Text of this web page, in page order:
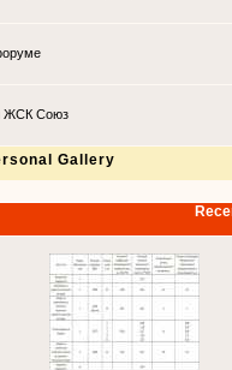
ЖСК Союз
Gallery